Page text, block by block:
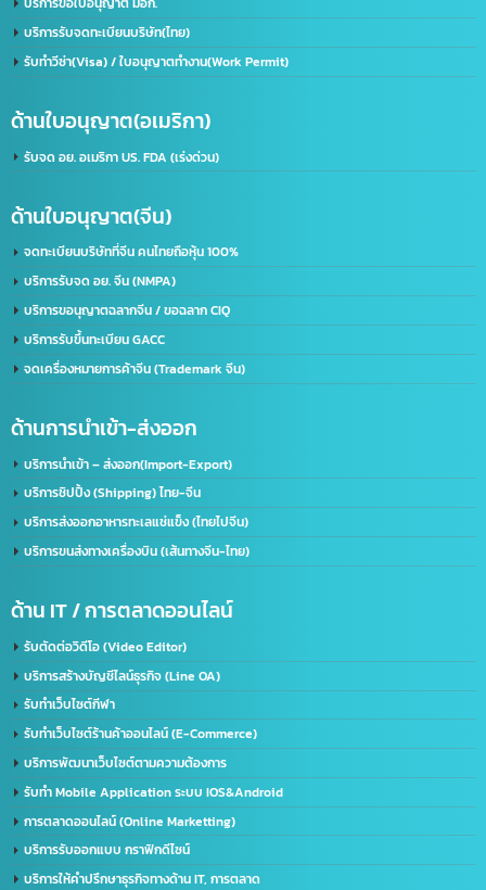
เราคือผู้นำในด้านการให้บริการ IT ครบวงจร โดยให้บริการลูกค้าทั้งภาครัฐและเอกชนชั้นนำ
50 องค์กร ด้วยความเชี่ยวชาญของเรา จะช่วยพัฒนาธุรกิจของคุณให้ก้าวไกลและมี
ประสิทธิภาพมากยิ่งขึ้น ตอบรับทุกความต้องการของธุรกิจคุณ ด้วยบริการที่ครอบคลุม
ด้านใบอนุญาต(ประเทศไทย)
ขอใบอนุญาตโฆษณา ฆอ. ฆพ. ฆท.
บริการขอใบอนุญาต มอก.
บริการรับจดทะเบียนบริษัท(ไทย)
รับทำวีซ่า(Visa) / ใบอนุญาตทำงาน(Work Permit)
ด้านใบอนุญาต(อเมริกา)
รับจด​ อย.​ อเมริกา US. FDA​ (เร่งด่วน)
ด้านใบอนุญาต(จีน)
จดทะเบียนบริษัทที่จีน คนไทยถือหุ้น 100%
บริการรับจด อย. จีน (NMPA)
บริการรับขึ้นทะเบียน GACC
จดเครื่องหมายการค้าจีน (Trademark จีน)
ด้านการนำเข้า-ส่งออก
บริการนำเข้า – ส่งออก(Import-Export)
บริการชิปปิ้ง (Shipping) ไทย-จีน
บริการส่งออกอาหารทะเลแช่แข็ง (ไทยไปจีน)
บริการขนส่งทางเครื่องบิน (เส้นทางจีน-ไทย)